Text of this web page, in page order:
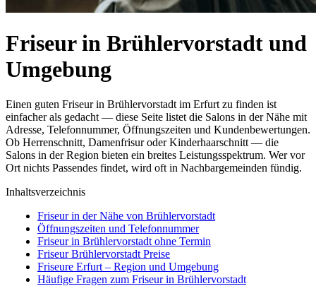
Friseur in Brühlervorstadt und
Umgebung
Einen guten Friseur in Brühlervorstadt im Erfurt zu finden ist
einfacher als gedacht — diese Seite listet die Salons in der Nähe mit
Adresse, Telefonnummer, Öffnungszeiten und Kundenbewertungen.
Ob Herrenschnitt, Damenfrisur oder Kinderhaarschnitt — die
Salons in der Region bieten ein breites Leistungsspektrum. Wer vor
Ort nichts Passendes findet, wird oft in Nachbargemeinden fündig.
Inhaltsverzeichnis
Friseur in der Nähe von Brühlervorstadt
Öffnungszeiten und Telefonnummer
Friseur in Brühlervorstadt ohne Termin
Friseur Brühlervorstadt Preise
Friseure Erfurt – Region und Umgebung
Häufige Fragen zum Friseur in Brühlervorstadt